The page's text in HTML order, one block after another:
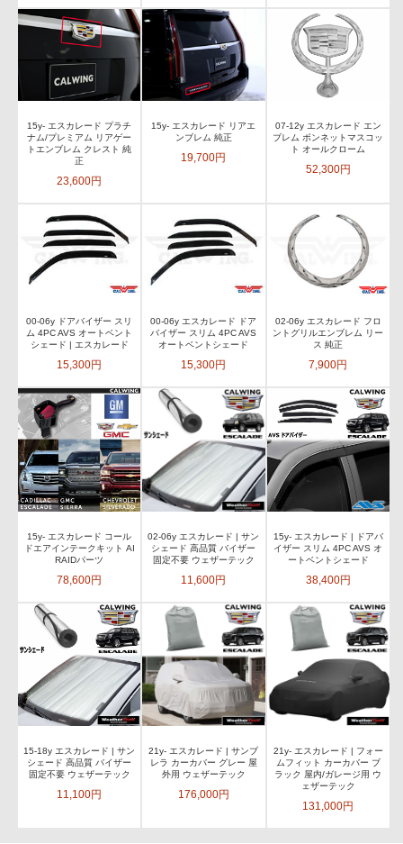
15y- エスカレード プラチ
ナム/プレミアム リアゲー
トエンブレム クレスト 純
正
23,600円
15y- エスカレード リアエ
ンブレム 純正
19,700円
07-12y エスカレード エン
ブレム ボンネットマスコッ
ト オールクローム
52,300円
00-06y ドアバイザー スリ
ム 4PC AVS オートベント
シェード | エスカレード
15,300円
00-06y エスカレード ドア
バイザー スリム 4PC AVS
オートベントシェード
15,300円
02-06y エスカレード フロ
ントグリルエンブレム リー
ス 純正
7,900円
15y- エスカレード コール
ドエアインテークキット AI
RAIDパーツ
78,600円
02-06y エスカレード | サン
シェード 高品質 バイザー
固定不要 ウェザーテック
11,600円
15y- エスカレード | ドアバ
イザー スリム 4PC AVS オ
ートベントシェード
38,400円
15-18y エスカレード | サン
シェード 高品質 バイザー
固定不要 ウェザーテック
11,100円
21y- エスカレード | サンブ
レラ カーカバー グレー 屋
外用 ウェザーテック
176,000円
21y- エスカレード | フォー
ムフィット カーカバー ブ
ラック 屋内/ガレージ用 ウ
ェザーテック
131,000円